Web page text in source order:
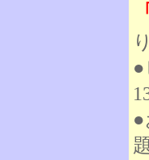
り